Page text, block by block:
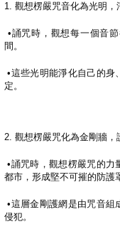
1. 觀想楞嚴咒音化為光明，
•誦咒時，觀想每一個音
間。
•這些光明能淨化自己的身
定。
2. 觀想楞嚴咒化為金剛牆，
•誦咒時，觀想楞嚴咒的力
都市，形成堅不可摧的防護
•這層金剛護網是由咒音組
侵犯。